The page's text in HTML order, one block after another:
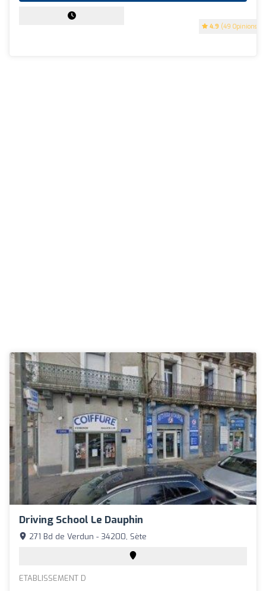
4.9 (49 Opinions)
Driving School Le Dauphin
271 Bd de Verdun - 34200, Sète
ETABLISSEMENT D